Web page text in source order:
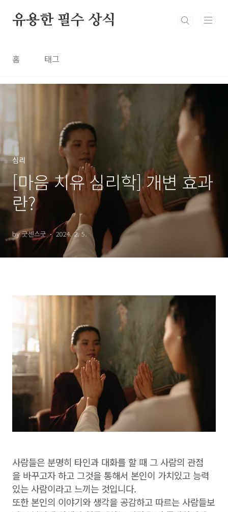
유용한 필수 상식
홈 태그
심리
[마음 치유 심리학] 개변 효과
란?
by 굿센스굿 2024. 2. 5.
사람들은 분명히 타인과 대화를 할 때 그 사람의 관점
을 바꾸고자 하고 그것을 통해서 본인이 가치있고 능력
있는 사람이라고 느끼는 것입니다.
또한 본인의 이야기와 생각을 공감하고 따르는 사람들보